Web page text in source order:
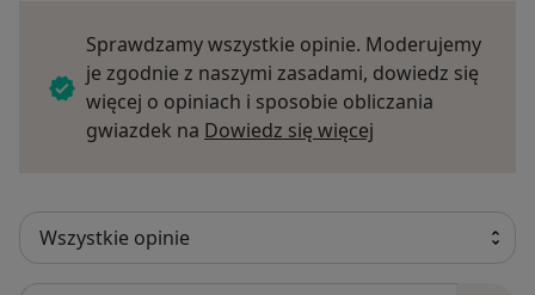
Sprawdzamy wszystkie opinie. Moderujemy
je zgodnie z naszymi zasadami, dowiedz się
więcej o opiniach i sposobie obliczania
gwiazdek na Dowiedz się więcej